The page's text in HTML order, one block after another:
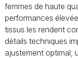
femmes de haute
performances
tissus les rendent
détails techniques
ajustement optimal,